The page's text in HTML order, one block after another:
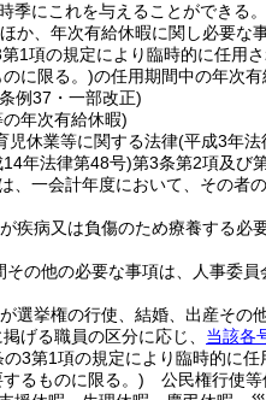
季にこれを与えることができる。
か、年次有給休暇に関し必要な
1項の規定により臨時的に任用
に限る。)の任用期間中の年次有
例37・一部改正)
年次有給休暇)
児休業等に関する法律(平成3年法
年法律第48号)第3条第2項及び
、一会計年度において、その者
疾病又は負傷のため療養する必
の他の必要な事項は、人事委員
選挙権の行使、結婚、出産その
掲げる職員の区分に応じ、 当該各
3第1項の規定により臨時的に
るものに限る。) 公民権行使等